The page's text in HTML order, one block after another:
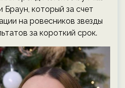
который за счет
на ровесников звезды
за короткий срок.